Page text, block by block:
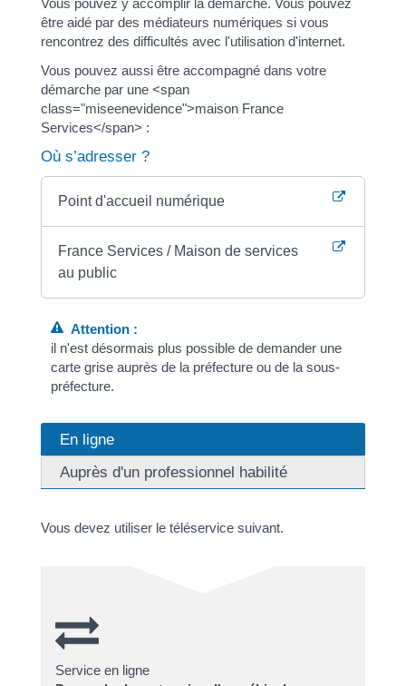
Vous pouvez y accomplir la démarche. Vous pouvez
être aidé par des médiateurs numériques si vous
rencontrez des difficultés avec l'utilisation d'internet.
Vous pouvez aussi être accompagné dans votre
démarche par une <span
class="miseenevidence">maison France
Services</span> :
Où s’adresser ?
Point d'accueil numérique
France Services / Maison de services
au public
Attention :
il n'est désormais plus possible de demander une
carte grise auprès de la préfecture ou de la sous-
préfecture.
En ligne
Auprès d'un professionnel habilité
Vous devez utiliser le téléservice suivant.
Service en ligne